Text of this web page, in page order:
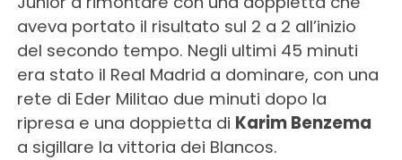
aveva portato il risultato sul 2 a 2 all’inizio
del secondo tempo. Negli ultimi 45 minuti
era stato il Real Madrid a dominare, con una
rete di Eder Militao due minuti dopo la
ripresa e una doppietta di Karim Benzema
a sigillare la vittoria dei Blancos.